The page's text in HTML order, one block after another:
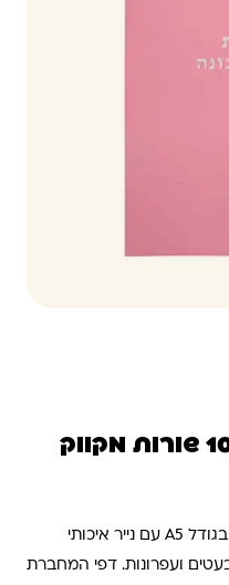
מחברת כתיבה נכונה 10 שורות מקווק
מחברת חכמה קמפוס היא מחברת בגודל A5 עם נייר איכותי
בעטים ועפרונות. דפי המחברת